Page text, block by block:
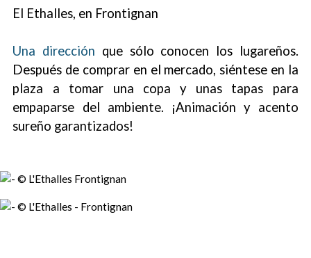
El Ethalles, en Frontignan
Una dirección que sólo conocen los lugareños.
Después de comprar en el mercado, siéntese en la
plaza a tomar una copa y unas tapas para
empaparse del ambiente. ¡Animación y acento
sureño garantizados!